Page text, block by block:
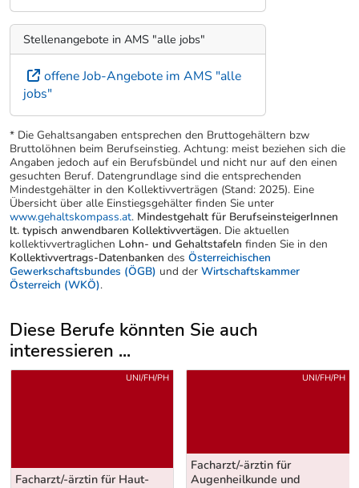
Stellenangebote in AMS "alle jobs"
offene Job-Angebote im AMS "alle
jobs"
* Die Gehaltsangaben entsprechen den Bruttogehältern bzw
Bruttolöhnen beim Berufseinstieg. Achtung: meist beziehen sich die
Angaben jedoch auf ein Berufsbündel und nicht nur auf den einen
gesuchten Beruf. Datengrundlage sind die entsprechenden
Mindestgehälter in den Kollektivverträgen (Stand: 2025). Eine
Übersicht über alle Einstiegsgehälter finden Sie unter
www.gehaltskompass.at. Mindestgehalt für BerufseinsteigerInnen
lt. typisch anwendbaren Kollektivvertägen. Die aktuellen
kollektivvertraglichen Lohn- und Gehaltstafeln finden Sie in den
Kollektivvertrags-Datenbanken des Österreichischen
Gewerkschaftsbundes (ÖGB) und der Wirtschaftskammer
Österreich (WKÖ).
Diese Berufe könnten Sie auch
interessieren ...
Uber weitere Berufsvorschläge
Facharzt/-ärztin für Haut-
UNI/FH/PH
Facharzt/-ärztin für
Augenheilkunde und
UNI/FH/PH